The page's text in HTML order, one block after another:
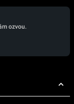
ozvou.